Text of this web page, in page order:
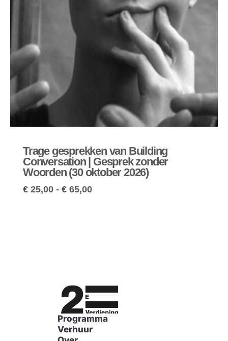
Trage gesprekken van Building
Conversation | Gesprek zonder
Woorden (30 oktober 2026)
€ 25,00 - € 65,00
Programma
Verhuur